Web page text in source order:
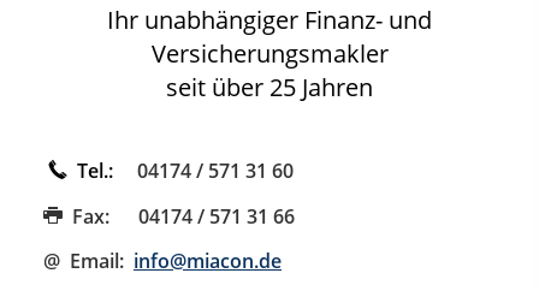
Ihr unabhängiger Finanz- und
Versicherungsmakler
seit über 25 Jahren
Tel.: 04174 / 571 31 60
Fax: 04174 / 571 31 66
@ Email: info@miacon.de